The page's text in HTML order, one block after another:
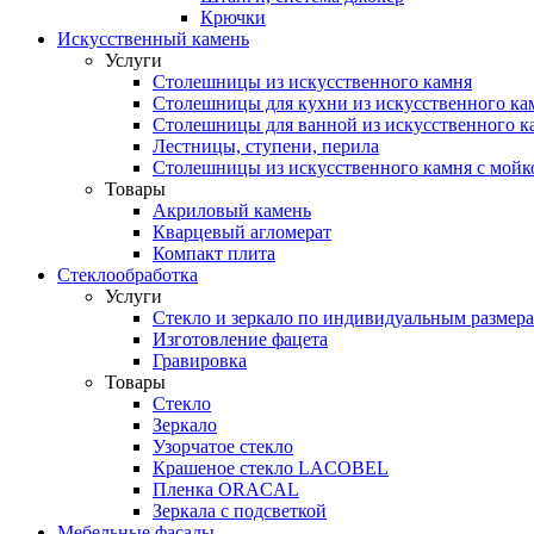
Крючки
Искусственный камень
Услуги
Столешницы из искусственного камня
Столешницы для кухни из искусственного
Столешницы для ванной из искусственного
Лестницы, ступени, перила
Столешницы из искусственного камня с
Товары
Акриловый камень
Кварцевый агломерат
Компакт плита
Стеклообработка
Услуги
Стекло и зеркало по индивидуальным
Изготовление фацета
Гравировка
Товары
Стекло
Зеркало
Узорчатое стекло
Крашеное стекло LACOBEL
Пленка ORACAL
Зеркала с подсветкой